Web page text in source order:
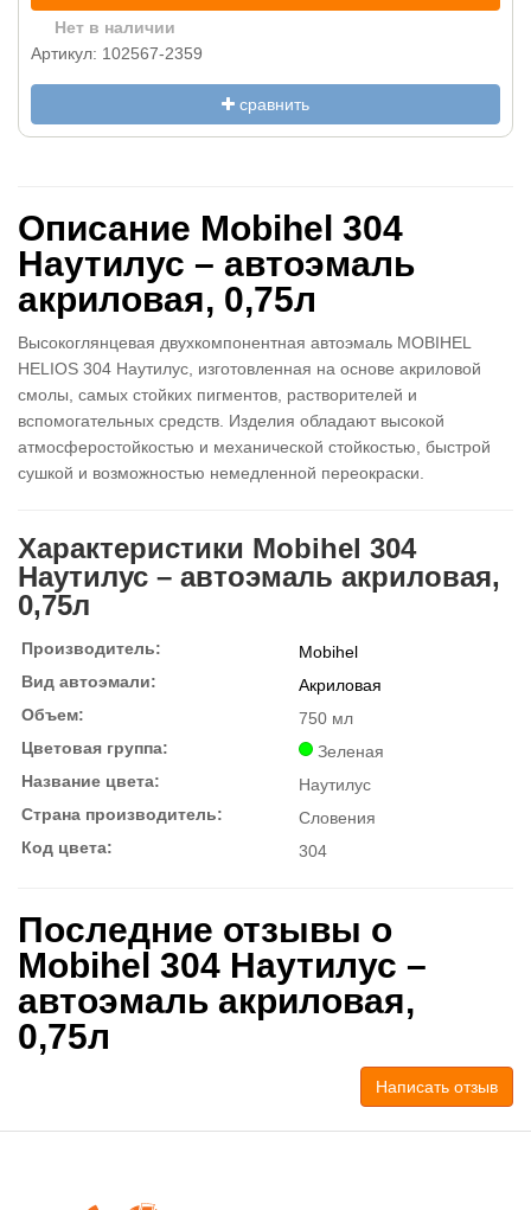
Нет в наличии
Артикул: 102567-2359
сравнить
Описание Mobihel 304
Наутилус – автоэмаль
акриловая, 0,75л
Высокоглянцевая двухкомпонентная автоэмаль MOBIHEL
HELIOS 304 Наутилус, изготовленная на основе акриловой
смолы, самых стойких пигментов, растворителей и
вспомогательных средств. Изделия обладают высокой
атмосферостойкостью и механической стойкостью, быстрой
сушкой и возможностью немедленной переокраски.
Характеристики Mobihel 304
Наутилус – автоэмаль акриловая,
0,75л
Производитель:
Mobihel
Вид автоэмали:
Акриловая
Объем:
750 мл
Цветовая группа:
Зеленая
Название цвета:
Наутилус
Страна производитель:
Словения
Код цвета:
304
Последние отзывы о
Mobihel 304 Наутилус –
автоэмаль акриловая,
0,75л
Написать отзыв